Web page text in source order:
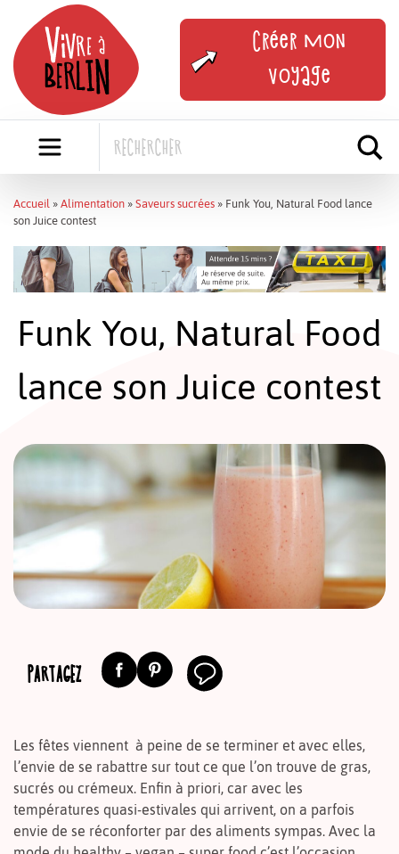
content
Créer mon
voyage
Accueil » Alimentation » Saveurs sucrées » Funk You, Natural Food lance
son Juice contest
Funk You, Natural Food
lance son Juice contest
PARTAGEZ
Les fêtes viennent à peine de se terminer et avec elles,
l’envie de se rabattre sur tout ce que l’on trouve de gras,
sucrés ou crémeux. Enfin à priori, car avec les
températures quasi-estivales qui arrivent, on a parfois
envie de se réconforter par des aliments sympas. Avec la